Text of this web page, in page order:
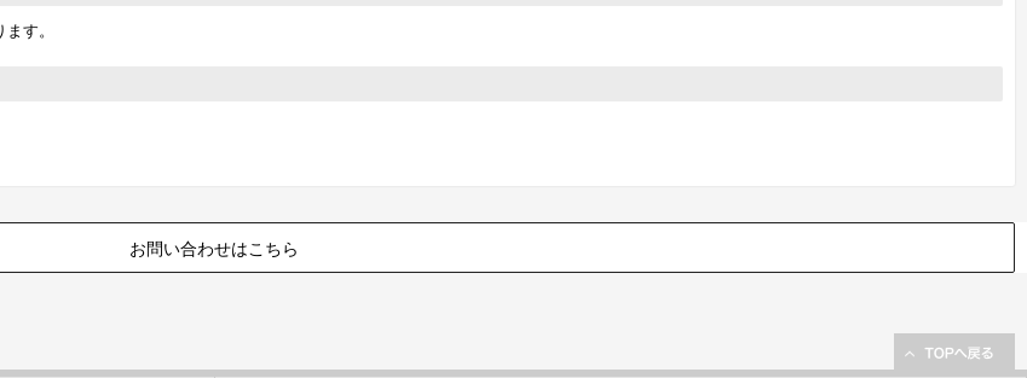
す。
お問い合わせはこちら